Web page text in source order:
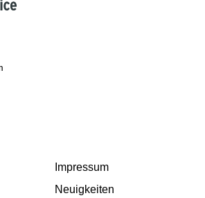
Impressum
Neuigkeiten